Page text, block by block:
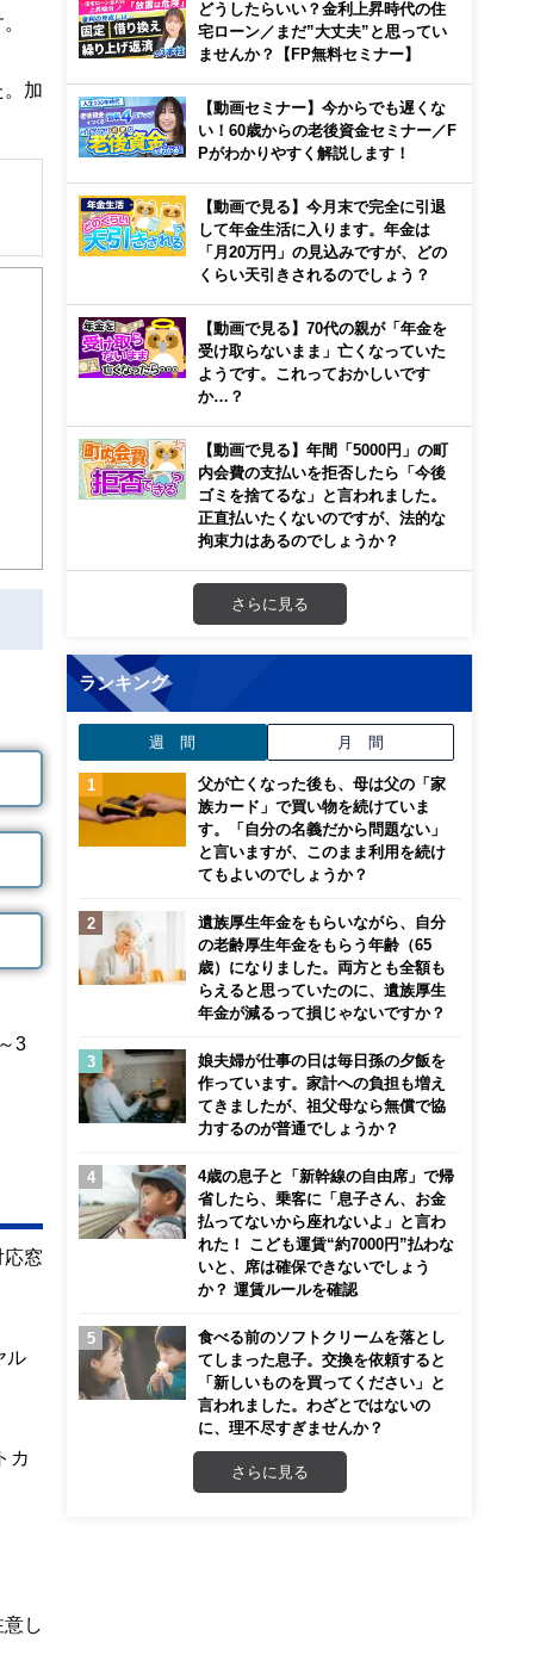
。加
き
3
応窓
ル
カ
し
どうしたらいい？金利上昇時代の住
宅ローン／まだ”大丈夫”と思ってい
ませんか？【FP無料セミナー】
【動画セミナー】今からでも遅くな
い！60歳からの老後資金セミナー／F
Pがわかりやすく解説します！
【動画で見る】今月末で完全に引退
して年金生活に入ります。年金は
「月20万円」の見込みですが、どの
くらい天引きされるのでしょう？
【動画で見る】70代の親が「年金を
受け取らないまま」亡くなっていた
ようです。これっておかしいです
か…？
【動画で見る】年間「5000円」の町
内会費の支払いを拒否したら「今後
ゴミを捨てるな」と言われました。
正直払いたくないのですが、法的な
拘束力はあるのでしょうか？
さらに見る
ランキング
週 間 月 間
父が亡くなった後も、母は父の「家
族カード」で買い物を続けていま
す。「自分の名義だから問題ない」
と言いますが、このまま利用を続け
てもよいのでしょうか？
遺族厚生年金をもらいながら、自分
の老齢厚生年金をもらう年齢（65
歳）になりました。両方とも全額も
らえると思っていたのに、遺族厚生
年金が減るって損じゃないですか？
娘夫婦が仕事の日は毎日孫の夕飯を
作っています。家計への負担も増え
てきましたが、祖父母なら無償で協
力するのが普通でしょうか？
4歳の息子と「新幹線の自由席」で帰
省したら、乗客に「息子さん、お金
払ってないから座れないよ」と言わ
れた！ こども運賃“約7000円”払わな
いと、席は確保できないでしょう
か？ 運賃ルールを確認
食べる前のソフトクリームを落とし
てしまった息子。交換を依頼すると
「新しいものを買ってください」と
言われました。わざとではないの
に、理不尽すぎませんか？
さらに見る